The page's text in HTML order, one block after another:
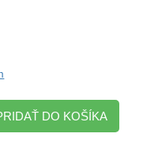
DO KOŠÍKA